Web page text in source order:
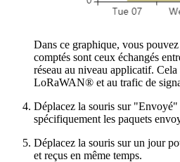
Dans ce graphique, vous
comptés sont ceux échangés
réseau au niveau applicatif.
LoRaWAN® et au trafic de
Déplacez la souris sur
spécifiquement les paquets
Déplacez la souris sur un jour
et reçus en même temps.